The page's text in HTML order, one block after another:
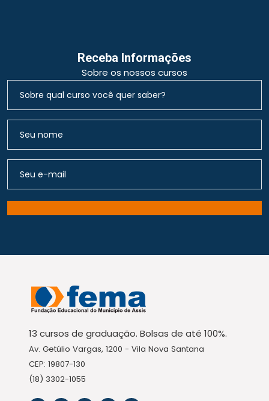
Receba Informações
Sobre os nossos cursos
13 cursos de graduação. Bolsas de até 100%.
Av. Getúlio Vargas, 1200 - Vila Nova Santana
CEP: 19807-130
(18) 3302-1055